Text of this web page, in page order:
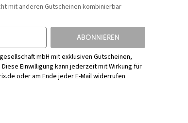
mit anderen Gutscheinen kombinierbar
ABONNIEREN
mbH mit exklusiven Gutscheinen,
Einwilligung kann jederzeit mit Wirkung für
oder am Ende jeder E-Mail widerrufen